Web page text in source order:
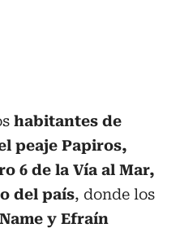
habitantes de
peaje Papiros,
6 de la Vía al Mar,
del país, donde los
y Efraín